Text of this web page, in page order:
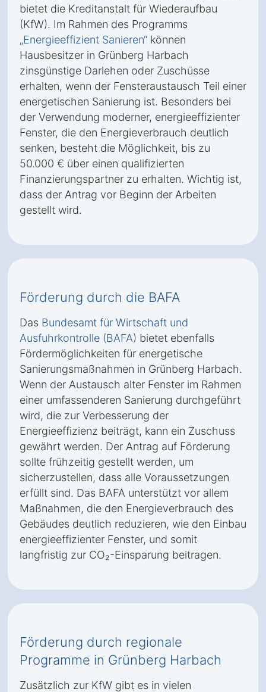
bietet die Kreditanstalt für Wiederaufbau
(KfW). Im Rahmen des Programms
„Energieeffizient Sanieren“ können
Hausbesitzer in Grünberg Harbach
zinsgünstige Darlehen oder Zuschüsse
erhalten, wenn der Fensteraustausch Teil einer
energetischen Sanierung ist. Besonders bei
der Verwendung moderner, energieeffizienter
Fenster, die den Energieverbrauch deutlich
senken, besteht die Möglichkeit, bis zu
50.000 € über einen qualifizierten
Finanzierungspartner zu erhalten. Wichtig ist,
dass der Antrag vor Beginn der Arbeiten
gestellt wird.
Förderung durch die BAFA
Das Bundesamt für Wirtschaft und
Ausfuhrkontrolle (BAFA) bietet ebenfalls
Fördermöglichkeiten für energetische
Sanierungsmaßnahmen in Grünberg Harbach.
Wenn der Austausch alter Fenster im Rahmen
einer umfassenderen Sanierung durchgeführt
wird, die zur Verbesserung der
Energieeffizienz beiträgt, kann ein Zuschuss
gewährt werden. Der Antrag auf Förderung
sollte frühzeitig gestellt werden, um
sicherzustellen, dass alle Voraussetzungen
erfüllt sind. Das BAFA unterstützt vor allem
Maßnahmen, die den Energieverbrauch des
Gebäudes deutlich reduzieren, wie den Einbau
energieeffizienter Fenster, und somit
langfristig zur CO₂-Einsparung beitragen.
Förderung durch regionale
Programme in Grünberg Harbach
Zusätzlich zur KfW gibt es in vielen